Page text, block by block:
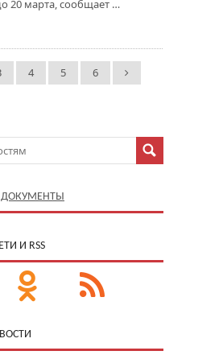
20 марта, сообщает …
4 5 6
И RSS